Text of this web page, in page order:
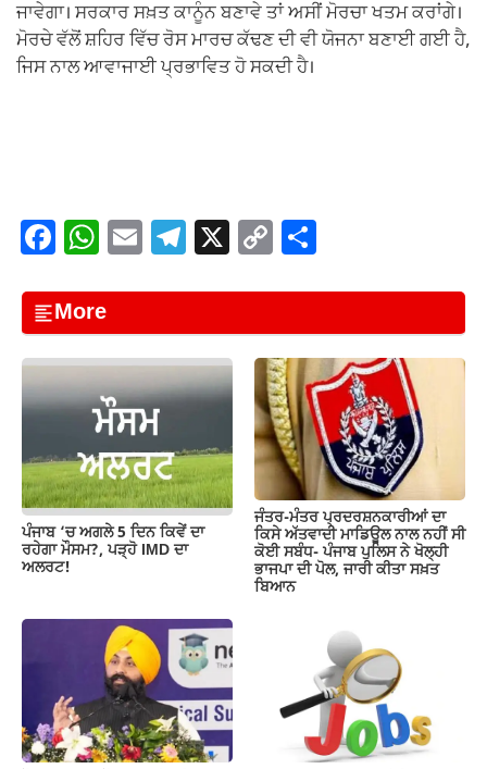
ਜਾਵੇਗਾ। ਸਰਕਾਰ ਸਖ਼ਤ ਕਾਨੂੰਨ ਬਣਾਵੇ ਤਾਂ ਅਸੀਂ ਮੋਰਚਾ ਖਤਮ ਕਰਾਂਗੇ।
ਮੋਰਚੇ ਵੱਲੋਂ ਸ਼ਹਿਰ ਵਿੱਚ ਰੋਸ ਮਾਰਚ ਕੱਢਣ ਦੀ ਵੀ ਯੋਜਨਾ ਬਣਾਈ ਗਈ ਹੈ,
ਜਿਸ ਨਾਲ ਆਵਾਜਾਈ ਪ੍ਰਭਾਵਿਤ ਹੋ ਸਕਦੀ ਹੈ।
F
c
e
b
o
o
k
W
at
s
A
p
p
E
ail
T
e
gr
a
m
X C
p
y
Li
n
k
ar
e
More
ਪੰਜਾਬ ‘ਚ ਅਗਲੇ 5 ਦਿਨ ਕਿਵੇਂ ਦਾ
ਰਹੇਗਾ ਮੌਸਮ?, ਪੜ੍ਹੋ IMD ਦਾ
ਅਲਰਟ!
ਜੰਤਰ-ਮੰਤਰ ਪ੍ਰਦਰਸ਼ਨਕਾਰੀਆਂ ਦਾ
ਕਿਸੇ ਅੱਤਵਾਦੀ ਮਾਡਿਊਲ ਨਾਲ ਨਹੀਂ ਸੀ
ਕੋਈ ਸਬੰਧ- ਪੰਜਾਬ ਪੁਲਿਸ ਨੇ ਖੋਲ੍ਹੀ
ਭਾਜਪਾ ਦੀ ਪੋਲ, ਜਾਰੀ ਕੀਤਾ ਸਖ਼ਤ
ਬਿਆਨ